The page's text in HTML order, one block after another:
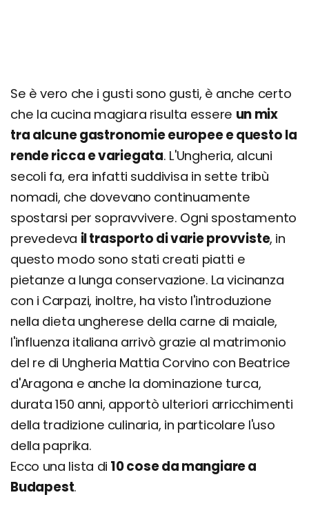
Se è vero che i gusti sono gusti, è anche certo
che la cucina magiara risulta essere un mix
tra alcune gastronomie europee e questo la
rende ricca e variegata. L'Ungheria, alcuni
secoli fa, era infatti suddivisa in sette tribù
nomadi, che dovevano continuamente
spostarsi per sopravvivere. Ogni spostamento
prevedeva il trasporto di varie provviste, in
questo modo sono stati creati piatti e
pietanze a lunga conservazione. La vicinanza
con i Carpazi, inoltre, ha visto l'introduzione
nella dieta ungherese della carne di maiale,
l'influenza italiana arrivò grazie al matrimonio
del re di Ungheria Mattia Corvino con Beatrice
d'Aragona e anche la dominazione turca,
durata 150 anni, apportò ulteriori arricchimenti
della tradizione culinaria, in particolare l'uso
della paprika.
Ecco una lista di 10 cose da mangiare a
Budapest.